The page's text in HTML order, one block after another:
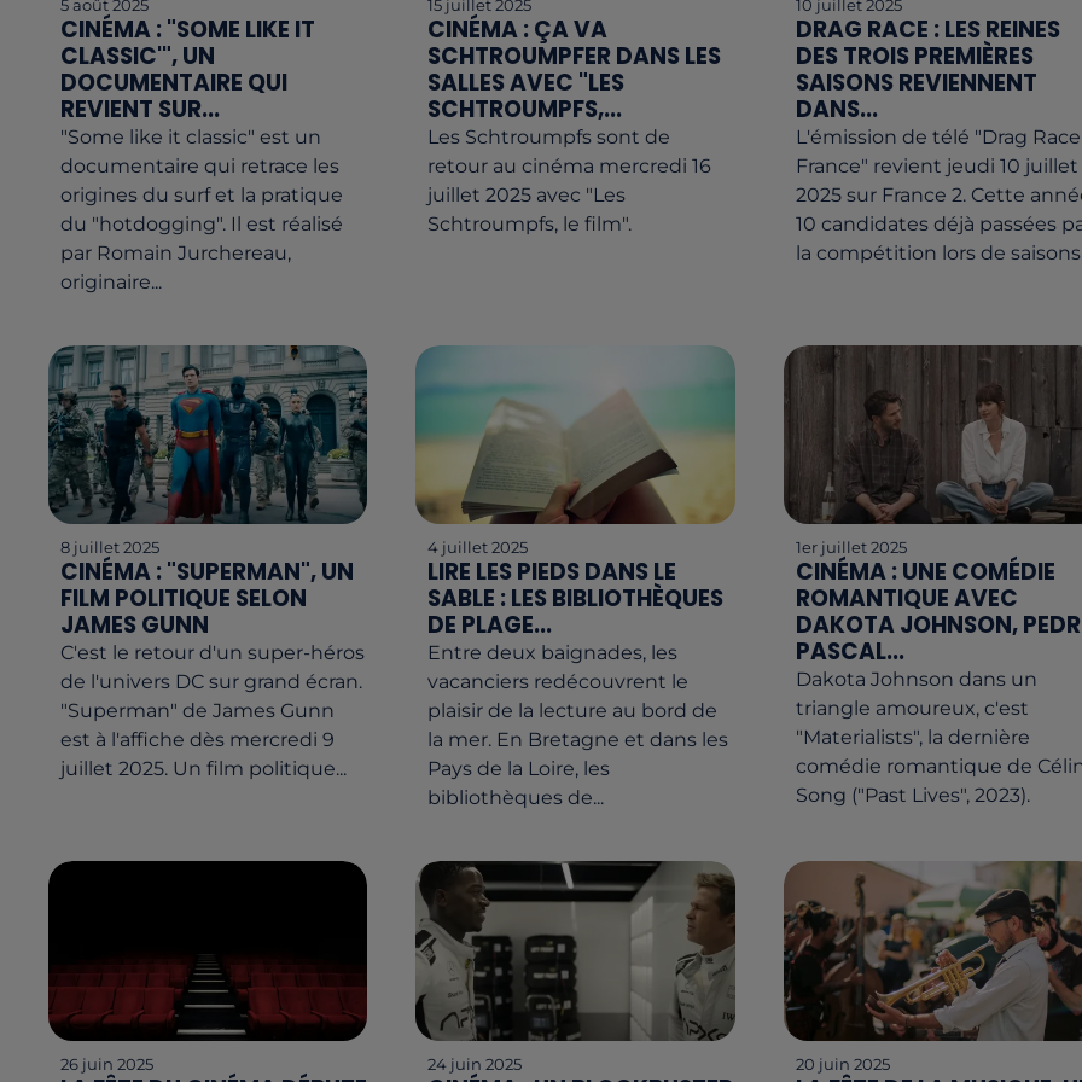
5 août 2025
CINÉMA : "SOME LIKE IT
CLASSIC'", UN
DOCUMENTAIRE QUI
REVIENT SUR...
"Some like it classic" est un
documentaire qui retrace les
origines du surf et la pratique
du "hotdogging". Il est réalisé
par Romain Jurchereau,
originaire...
15 juillet 2025
CINÉMA : ÇA VA
SCHTROUMPFER DANS LES
SALLES AVEC "LES
SCHTROUMPFS,...
Les Schtroumpfs sont de
retour au cinéma mercredi 16
juillet 2025 avec "Les
Schtroumpfs, le film".
10 juillet 2025
DRAG RACE : LES REINES
DES TROIS PREMIÈRES
SAISONS REVIENNENT
DANS...
L'émission de télé "Drag Race
France" revient jeudi 10 juillet
2025 sur France 2. Cette
10 candidates déjà passées
la compétition lors de
8 juillet 2025
CINÉMA : "SUPERMAN", UN
FILM POLITIQUE SELON
JAMES GUNN
C'est le retour d'un super-héros
de l'univers DC sur grand écran.
"Superman" de James Gunn
est à l'affiche dès mercredi 9
juillet 2025. Un film politique...
4 juillet 2025
LIRE LES PIEDS DANS LE
SABLE : LES BIBLIOTHÈQUES
DE PLAGE...
Entre deux baignades, les
vacanciers redécouvrent le
plaisir de la lecture au bord de
la mer. En Bretagne et dans les
Pays de la Loire, les
bibliothèques de...
1er juillet 2025
CINÉMA : UNE COMÉDIE
ROMANTIQUE AVEC
DAKOTA JOHNSON,
PASCAL...
Dakota Johnson dans un
triangle amoureux, c'est
"Materialists", la dernière
comédie romantique de
Song ("Past Lives", 2023).
26 juin 2025 24 juin 2025 20 juin 2025